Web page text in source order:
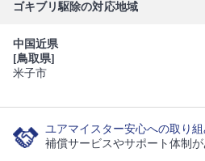
ゴキブリ駆除の対応地域
中国近県
[鳥取県]
米子市
ユアマイスター安心への取り組
補償サービスやサポート体制